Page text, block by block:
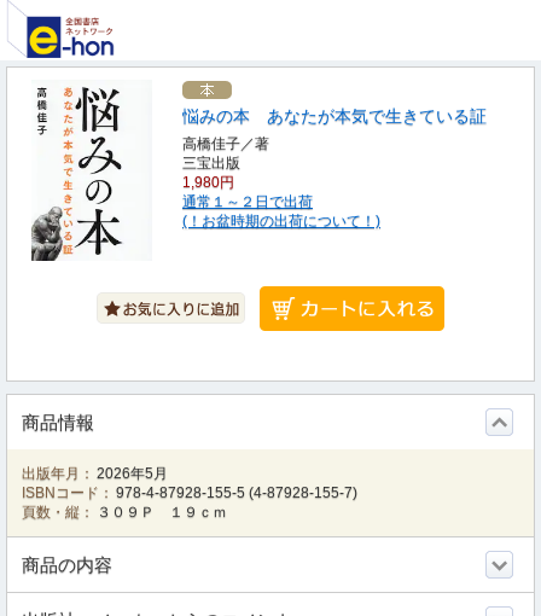
悩みの本 あなたが本気で生きている証
高橋佳子／著
三宝出版
1,980円
通常１～２日で出荷
(！お盆時期の出荷について！)
商品情報
出版年月： 2026年5月
ISBNコード： 978-4-87928-155-5 (4-87928-155-7)
頁数・縦：
３０９Ｐ １９ｃｍ
商品の内容